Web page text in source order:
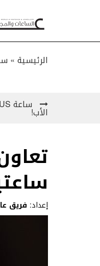
الرئيسية »
الأب!
إعداد: فريق